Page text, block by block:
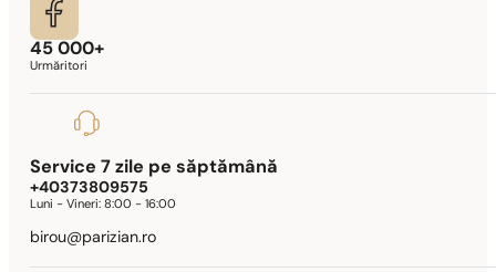
45 000+
Urmăritori
Service 7 zile pe săptămână
+40373809575
Luni - Vineri:8:00 - 16:00
birou@parizian.ro